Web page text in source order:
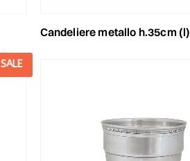
candeliere metallo h.35cm (l) -mira-
SALE